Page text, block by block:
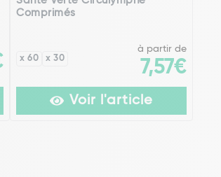
Comprimés
x 60 x 30
à partir de
7,57€
Voir l'article